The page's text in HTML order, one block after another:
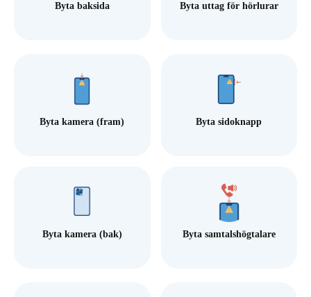
Byta baksida Byta uttag för hörlurar
Byta kamera (fram) Byta sidoknapp
Byta kamera (bak) Byta samtalshögtalare